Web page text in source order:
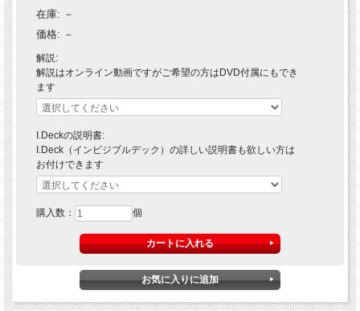
に瞬時に品物が出現！
↓【ジャンボインビジブルデック】との組み合わせ↓
在庫: －
価格: －
解説:
解説はオンライン動画ですがご希望の方はDVD付属にもでき
ます
I.Deckの説明書:
I.Deck（インビジブルデック）の詳しい説明書も欲しい方は
お付けできます
購入数： 個